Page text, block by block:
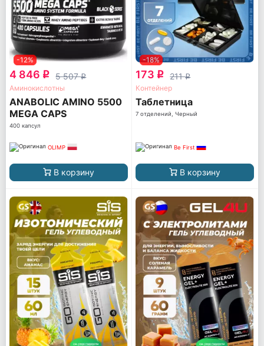
-12%
4 846 q 5 507q
Аминокислотны
ANABOLIC AMINO 5500
MEGA CAPS
400 капсул
OLIMP
В корзину
-18%
173 q 211q
Контейнер
Таблетница
7 отделений, Черный
Be First
В корзину